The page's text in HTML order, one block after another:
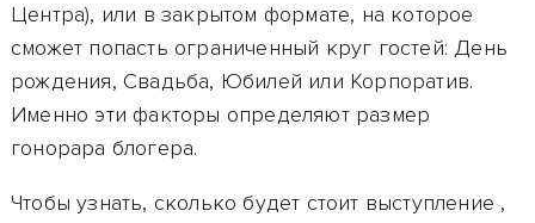
Центра), или в закрытом формате, на которое
сможет попасть ограниченный круг гостей: День
рождения, Свадьба, Юбилей или Корпоратив.
Именно эти факторы определяют размер
гонорара блогера.
Чтобы узнать, сколько будет стоит выступление ,